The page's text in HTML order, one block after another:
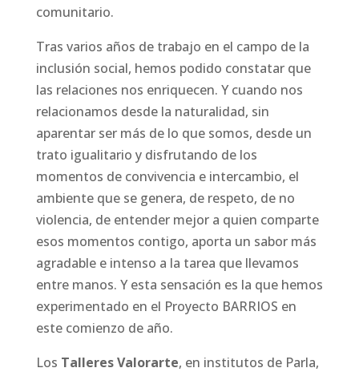
comunitario.
Tras varios años de trabajo en el campo de la
inclusión social, hemos podido constatar que
las relaciones nos enriquecen. Y cuando nos
relacionamos desde la naturalidad, sin
aparentar ser más de lo que somos, desde un
trato igualitario y disfrutando de los
momentos de convivencia e intercambio, el
ambiente que se genera, de respeto, de no
violencia, de entender mejor a quien comparte
esos momentos contigo, aporta un sabor más
agradable e intenso a la tarea que llevamos
entre manos. Y esta sensación es la que hemos
experimentado en el Proyecto BARRIOS en
este comienzo de año.
Los Talleres Valorarte, en institutos de Parla,